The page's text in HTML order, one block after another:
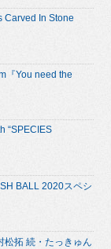
Carved In Stone
『You need the
“SPECIES
BALL 2020スペシ
松拓 続・たっきゅん